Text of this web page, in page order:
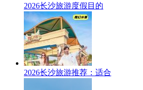
2026长沙旅游度假目的
2026长沙旅游推荐：适合